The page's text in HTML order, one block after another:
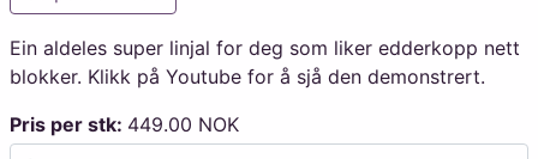
Ein aldeles super linjal for deg som liker edderkopp nett
blokker. Klikk på Youtube for å sjå den demonstrert.
Pris per stk: 449.00 NOK